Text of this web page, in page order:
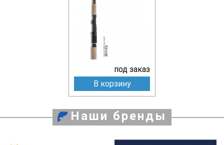
под заказ
В корзину
Наши бренды